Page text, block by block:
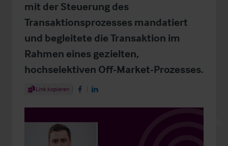
mit der Steuerung des
Transaktionsprozesses mandatiert
und begleitete die Transaktion im
Rahmen eines gezielten,
hochselektiven Off-Market-Prozesses.
Share Article
Link kopieren Share on Facebook
Share on LinkedIn